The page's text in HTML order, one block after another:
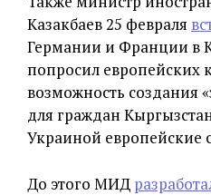
Казакбаев 25 февраля
Германии и Франции в
попросил европейских
возможность создания
для граждан
Украиной европейские
До этого МИД